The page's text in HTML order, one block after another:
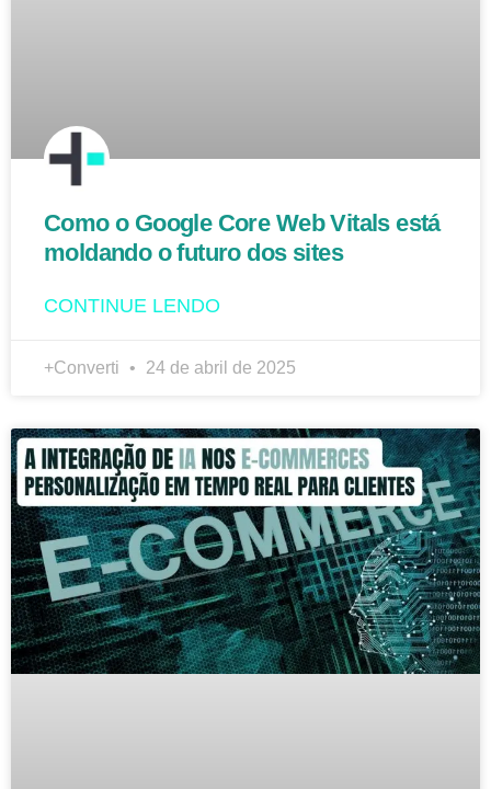
Como o Google Core Web Vitals está
moldando o futuro dos sites
CONTINUE LENDO
+Converti 24 de abril de 2025